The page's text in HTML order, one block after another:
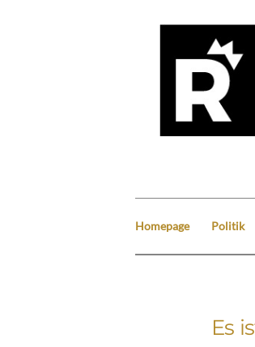
Homepage Politik
Es